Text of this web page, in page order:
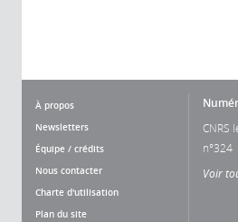
À propos
Newsletters
Équipe / crédits
Nous contacter
Charte d'utilisation
Plan du site
CNRS
n°324
Voir